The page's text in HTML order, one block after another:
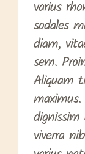
varius
sodales
diam,
sem.
Aliquam
viverra